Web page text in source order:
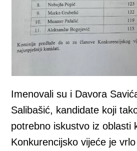
Imenovali su i Davora
Salibašić, kandidate koji
potrebno iskustvo iz oblasti
Konkurencijsko vijeće je